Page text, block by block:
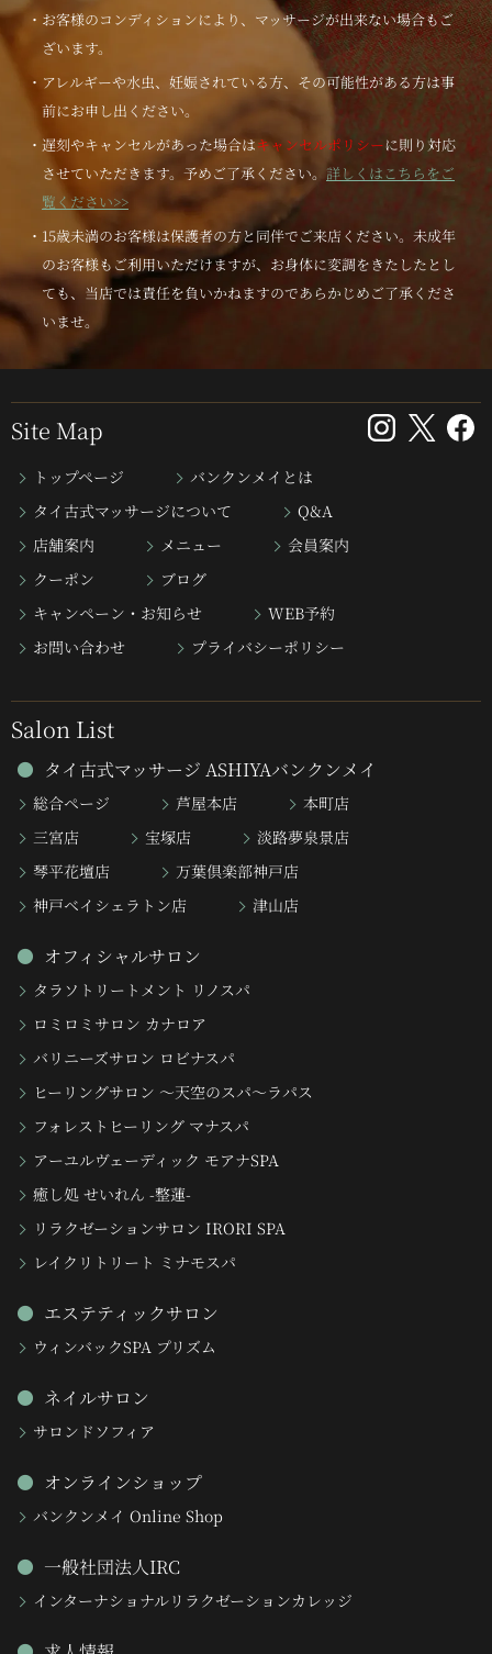
・お客様のコンディションにより、マッサージが出来ない場合もご
ざいます。
・アレルギーや水虫、妊娠されている方、その可能性がある方は事
前にお申し出ください。
・遅刻やキャンセルがあった場合はキャンセルポリシーに則り対応
させていただきます。予めご了承ください。 詳しくはこちらをご
覧ください>>
・15歳未満のお客様は保護者の方と同伴でご来店ください。未成年
のお客様もご利用いただけますが、お身体に変調をきたしたとし
ても、当店では責任を負いかねますのであらかじめご了承くださ
いませ。
Site Map
トップページ
バンクンメイとは
タイ古式マッサージについて
Q&A
店舗案内
メニュー
会員案内
クーポン
ブログ
キャンペーン・お知らせ
WEB予約
お問い合わせ
プライバシーポリシー
Salon List
タイ古式マッサージ ASHIYAバンクンメイ
総合ページ 芦屋本店
本町店
三宮店
宝塚店
淡路夢泉景店
琴平花壇店
万葉倶楽部神戸店
神戸ベイシェラトン店
津山店
オフィシャルサロン
タラソトリートメント リノスパ
ロミロミサロン カナロア
バリニーズサロン ロビナスパ
ヒーリングサロン 〜天空のスパ〜ラパス
フォレストヒーリング マナスパ
アーユルヴェーディック モアナSPA
癒し処 せいれん -整蓮-
リラクゼーションサロン IRORI SPA
レイクリトリート ミナモスパ
エステティックサロン
ウィンバックSPA プリズム
ネイルサロン
サロンドソフィア
オンラインショップ
バンクンメイ Online Shop
一般社団法人IRC
インターナショナルリラクゼーションカレッジ